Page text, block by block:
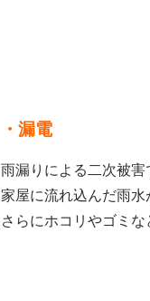
・漏電
雨漏りによる二次被害
家屋に流れ込んだ雨水
さらにホコリやゴミ